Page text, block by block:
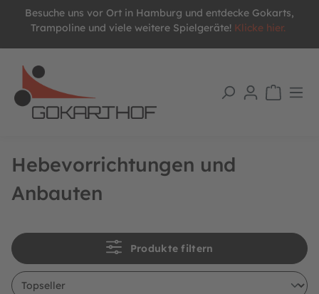
springen
Besuche uns vor Ort in Hamburg und entdecke Gokarts,
Trampoline und viele weitere Spielgeräte! Klicke hier.
Hebevorrichtungen und
Anbauten
Produkte filtern